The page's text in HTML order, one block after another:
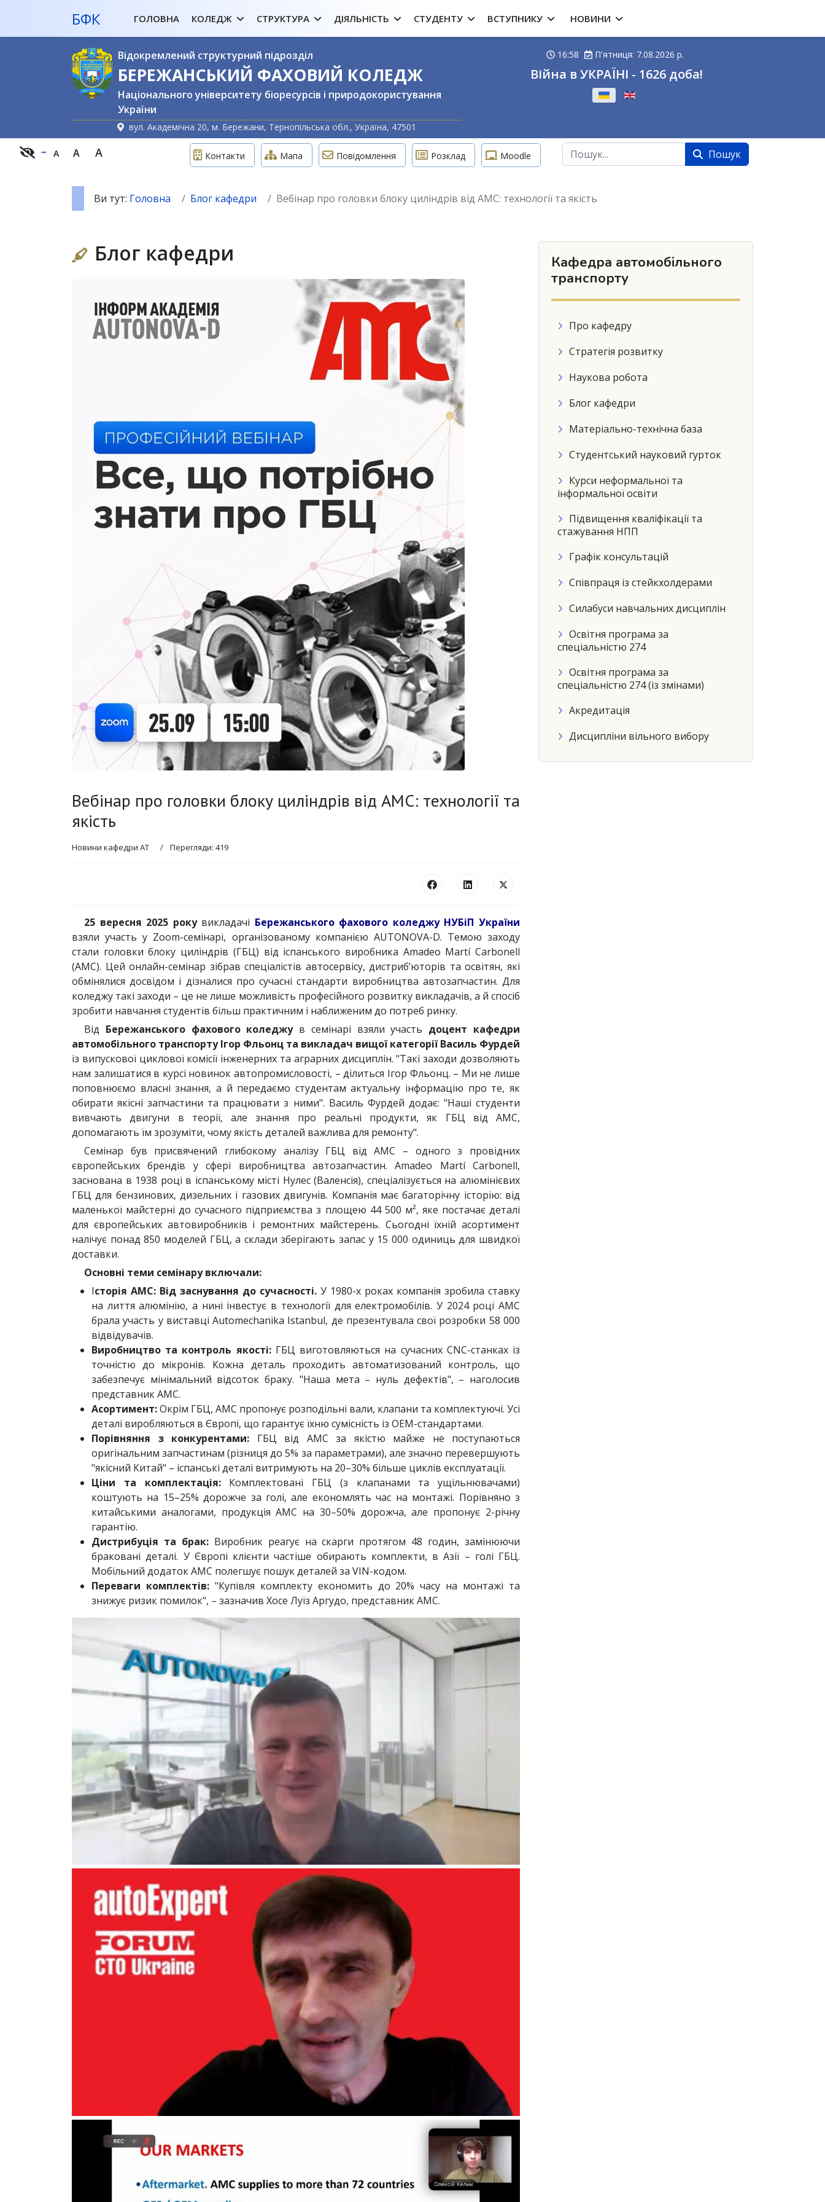
БФК ГОЛОВНА КОЛЕДЖ СТРУКТУРА ДІЯЛЬНІСТЬ СТУДЕНТУ ВСТУПНИКУ НОВИНИ
Відокремлений структурний підрозділ
БЕРЕЖАНСЬКИЙ ФАХОВИЙ КОЛЕДЖ
Національного університету біоресурсів і природокористування
України
вул. Академічна 20, м. Бережани, Тернопільська обл., Україна, 47501
16:58 П'ятниця: 7.08.2026 р.
Війна в УКРАЇНІ - 1626 доба!
A A A Контакти Мапа Повідомлення Розклад Moodle Пошук Пошук
Ви тут: Головна Блог кафедри Вебінар про головки блоку циліндрів від AMC: технології та якість
Блог кафедри
Вебінар про головки блоку циліндрів від AMC: технології та
якість
Новини кафедри АТ Перегляди: 419
25 вересня 2025 рокувикладачі Бережанського фахового коледжу НУБіП України
взяли участь у Zoom-семінарі, організованому компанією AUTONOVA-D. Темою заходу
стали головки блоку циліндрів (ГБЦ) від іспанського виробника Amadeo Martí Carbonell
(AMC). Цей онлайн-семінар зібрав спеціалістів автосервісу, дистриб’юторів та освітян, які
обмінялися досвідом і дізналися про сучасні стандарти виробництва автозапчастин. Для
коледжу такі заходи – це не лише можливість професійного розвитку викладачів, а й спосіб
зробити навчання студентів більш практичним і наближеним до потреб ринку.
Від Бережанського фахового коледжув семінарі взяли участь доцент кафедри
автомобільного транспорту Ігор Фльонц та викладач вищої категорії Василь Фурдей
із випускової циклової комісії інженерних та аграрних дисциплін. "Такі заходи дозволяють
нам залишатися в курсі новинок автопромисловості, – ділиться Ігор Фльонц. – Ми не лише
поповнюємо власні знання, а й передаємо студентам актуальну інформацію про те, як
обирати якісні запчастини та працювати з ними". Василь Фурдей додає: "Наші студенти
вивчають двигуни в теорії, але знання про реальні продукти, як ГБЦ від AMC,
допомагають їм зрозуміти, чому якість деталей важлива для ремонту".
Семінар був присвячений глибокому аналізу ГБЦ від AMC – одного з провідних
європейських брендів у сфері виробництва автозапчастин. Amadeo Martí Carbonell,
заснована в 1938 році в іспанському місті Нулес (Валенсія), спеціалізується на алюмінієвих
ГБЦ для бензинових, дизельних і газових двигунів. Компанія має багаторічну історію: від
маленької майстерні до сучасного підприємства з площею 44 500 м², яке постачає деталі
для європейських автовиробників і ремонтних майстерень. Сьогодні їхній асортимент
налічує понад 850 моделей ГБЦ, а склади зберігають запас у 15 000 одиниць для швидкої
доставки.
Основні теми семінару включали:
Історія AMC: Від заснування до сучасності. У 1980-х роках компанія зробила ставку
на лиття алюмінію, а нині інвестує в технології для електромобілів. У 2024 році AMC
брала участь у виставці Automechanika Istanbul, де презентувала свої розробки 58 000
відвідувачів.
Виробництво та контроль якості:ГБЦ виготовляються на сучасних CNC-станках із
точністю до мікронів. Кожна деталь проходить автоматизований контроль, що
забезпечує мінімальний відсоток браку. "Наша мета – нуль дефектів", – наголосив
представник AMC.
Асортимент:Окрім ГБЦ, AMC пропонує розподільні вали, клапани та комплектуючі. Усі
деталі виробляються в Європі, що гарантує їхню сумісність із OEM-стандартами.
Порівняння з конкурентами: ГБЦ від AMC за якістю майже не поступаються
оригінальним запчастинам (різниця до 5% за параметрами), але значно перевершують
"якісний Китай" – іспанські деталі витримують на 20–30% більше циклів експлуатації.
Ціни та комплектація:Комплектовані ГБЦ (з клапанами та ущільнювачами)
коштують на 15–25% дорожче за голі, але економлять час на монтажі. Порівняно з
китайськими аналогами, продукція AMC на 30–50% дорожча, але пропонує 2-річну
гарантію.
Дистрибуція та брак:Виробник реагує на скарги протягом 48 годин, замінюючи
браковані деталі. У Європі клієнти частіше обирають комплекти, в Азії – голі ГБЦ.
Мобільний додаток AMC полегшує пошук деталей за VIN-кодом.
Переваги комплектів:"Купівля комплекту економить до 20% часу на монтажі та
знижує ризик помилок", – зазначив Хосе Луїз Аргудо, представник AMC.
Кафедра автомобільного
транспорту
Про кафедру
Стратегія розвитку
Наукова робота
Блог кафедри
Матеріально-технічна база
Студентський науковий гурток
Курси неформальної та
інформальної освіти
Підвищення кваліфікації та
стажування НПП
Графік консультацій
Співпраця із стейкхолдерами
Силабуси навчальних дисциплін
Освітня програма за
спеціальністю 274
Освітня програма за
спеціальністю 274 (із змінами)
Акредитація
Дисципліни вільного вибору